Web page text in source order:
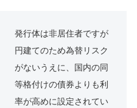
発行体は非居住者ですが
円建てのため為替リスク
がないうえに、国内の同
等格付けの債券よりも利
率が高めに設定されてい